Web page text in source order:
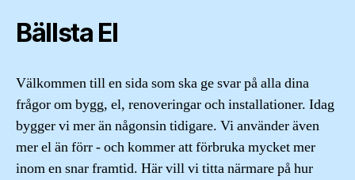
Bällsta El
Välkommen till en sida som ska ge svar på alla dina
frågor om bygg, el, renoveringar och installationer. Idag
bygger vi mer än någonsin tidigare. Vi använder även
mer el än förr - och kommer att förbruka mycket mer
inom en snar framtid. Här vill vi titta närmare på hur